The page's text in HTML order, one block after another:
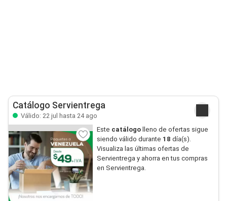
Catálogo Servientrega
Válido: 22 jul hasta 24 ago
Este catálogo lleno de ofertas sigue
siendo válido durante 18 día(s).
Visualiza las últimas ofertas de
Servientrega y ahorra en tus compras
en Servientrega.